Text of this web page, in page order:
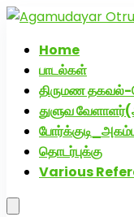
Home
பாடல்கள்
திருமண தகவல்-
துளுவ
தொடர்புக்கு
Various
அகமுடையார்